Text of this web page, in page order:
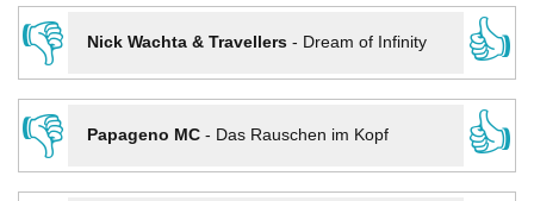
👎
Nick Wachta & Travellers- Dream of Infinity
👍
👎
Papageno MC- Das Rauschen im Kopf
👍